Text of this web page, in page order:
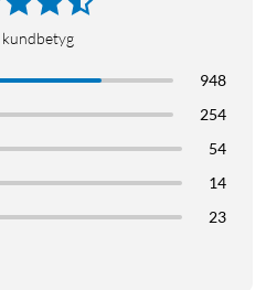
kundbetyg
948
254
54
14
23